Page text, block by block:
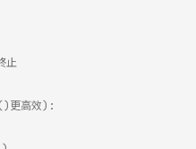
止
更高效):